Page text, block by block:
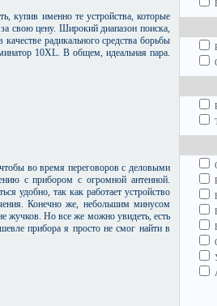
купив именно те устройства, которые
свою цену. Широкий диапазон поиска,
радикального средства борьбы
10XL. В общем, идеальная пара.
во время переговоров с деловыми
с прибором с огромной антенной.
удобно, так как работает устройство
Конечно же, небольшим минусом
жучков. Но все же можно увидеть, есть
прибора я просто не смог найти в